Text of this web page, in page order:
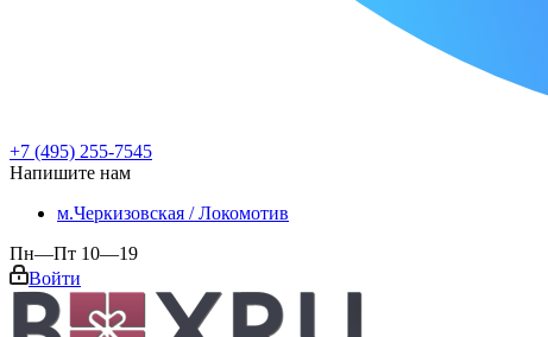
+7 (495) 255-7545
Напишите нам
м.Черкизовская / Локомотив
Пн—Пт 10—19
Войти